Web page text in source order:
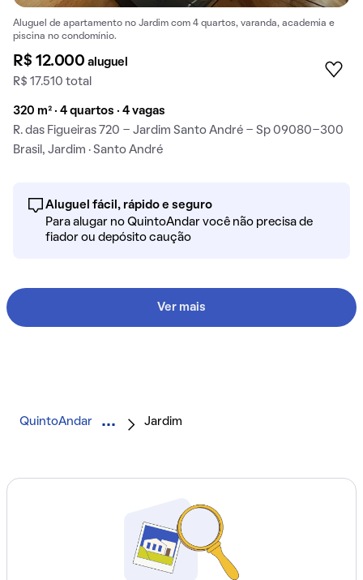
Aluguel de apartamento no Jardim com 4 quartos, varanda, academia e
piscina no condomínio.
R$ 12.000aluguel
R$ 17.510 total
320 m² · 4 quartos · 4 vagas
R. das Figueiras 720 - Jardim Santo André - Sp 09080-300
Brasil, Jardim · Santo André
Aluguel fácil, rápido e seguro
Para alugar no QuintoAndar você não precisa de
fiador ou depósito caução
Ver mais
QuintoAndar Jardim